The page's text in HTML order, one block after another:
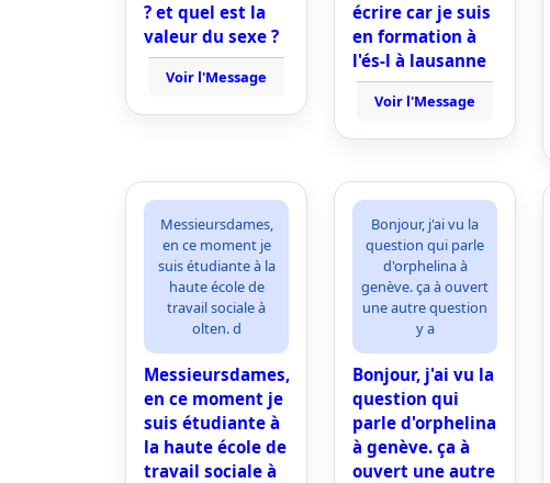
? et quel est la
valeur du sexe ?
Voir l'Message
écrire car je suis
en formation à
l'és-l à lausanne
Voir l'Message
Messieursdames,
en ce moment je
suis étudiante à la
haute école de
travail sociale à
olten. d
Messieursdames,
en ce moment je
suis étudiante à
la haute école de
travail sociale à
Bonjour, j'ai vu la
question qui parle
d'orphelina à
genève. ça à ouvert
une autre question
y a
Bonjour, j'ai vu la
question qui
parle d'orphelina
à genève. ça à
ouvert une autre